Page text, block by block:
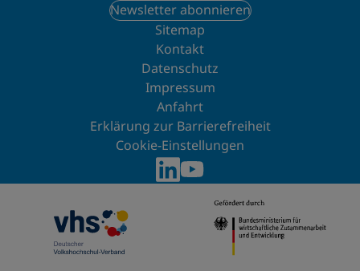
Newsletter abonnieren
Sitemap
Kontakt
Datenschutz
Impressum
Anfahrt
Erklärung zur Barrierefreiheit
Cookie-Einstellungen